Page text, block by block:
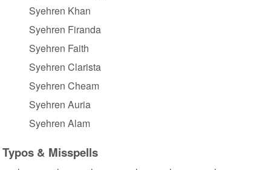
Syehren Khan
Syehren Firanda
Syehren Faith
Syehren Clarista
Syehren Cheam
Syehren Auria
Syehren Alam
Typos & Misspells